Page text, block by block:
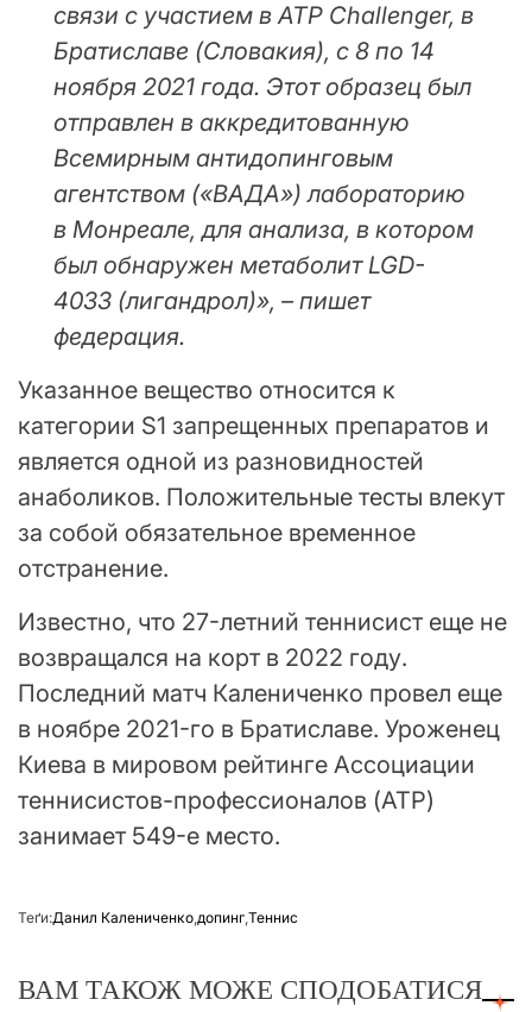
связи с участием в ATP Challenger, в
Братиславе (Словакия), с 8 по 14
ноября 2021 года. Этот образец был
отправлен в аккредитованную
Всемирным антидопинговым
агентством («ВАДА») лабораторию
в Монреале, для анализа, в котором
был обнаружен метаболит LGD-
4033 (лигандрол)», – пишет
федерация.
Указанное вещество относится к
категории S1 запрещенных препаратов и
является одной из разновидностей
анаболиков. Положительные тесты влекут
за собой обязательное временное
отстранение.
Известно, что 27-летний теннисист еще не
возвращался на корт в 2022 году.
Последний матч Калениченко провел еще
в ноябре 2021-го в Братиславе. Уроженец
Киева в мировом рейтинге Ассоциации
теннисистов-профессионалов (АТР)
занимает 549-е место.
Теґи:Данил Калениченко,допинг,Теннис
ВАМ ТАКОЖ МОЖЕ СПОДОБАТИСЯ